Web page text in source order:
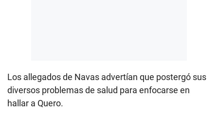
Los allegados de Navas advertían que postergó sus
diversos problemas de salud para enfocarse en
hallar a Quero.